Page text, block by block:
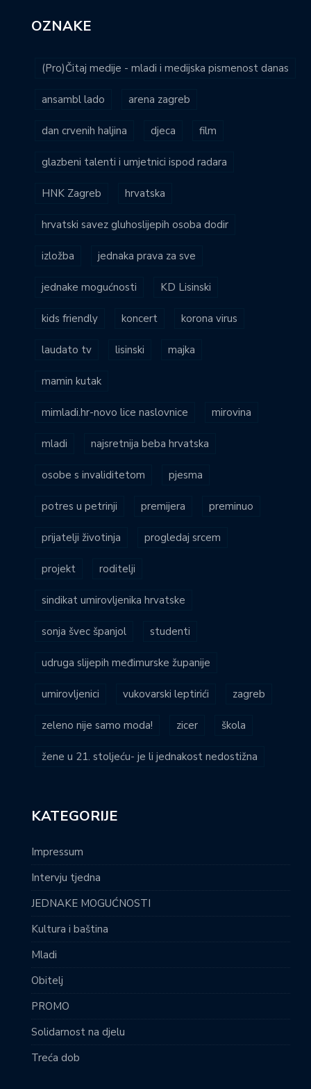
OZNAKE
(Pro)Čitaj medije - mladi i medijska pismenost danas
ansambl lado arena zagreb
dan crvenih haljina djeca film
glazbeni talenti i umjetnici ispod radara
HNK Zagreb hrvatska
hrvatski savez gluhoslijepih osoba dodir
izložba jednaka prava za sve
jednake mogućnosti KD Lisinski
kids friendly koncert korona virus
laudato tv lisinski majka
mamin kutak
mimladi.hr-novo lice naslovnice mirovina
mladi najsretnija beba hrvatska
osobe s invaliditetom pjesma
potres u petrinji premijera preminuo
prijatelji životinja progledaj srcem
projekt roditelji
sindikat umirovljenika hrvatske
sonja švec španjol studenti
udruga slijepih međimurske županije
umirovljenici vukovarski leptirići zagreb
zeleno nije samo moda! zicer škola
žene u 21. stoljeću- je li jednakost nedostižna
KATEGORIJE
Impressum
Intervju tjedna
JEDNAKE MOGUĆNOSTI
Kultura i baština
Mladi
Obitelj
PROMO
Solidarnost na djelu
Treća dob